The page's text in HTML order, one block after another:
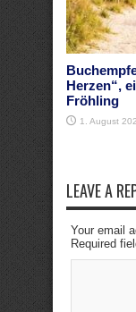
Herzen“,
Fröhling
1. August
LEAVE A
Your email
Required